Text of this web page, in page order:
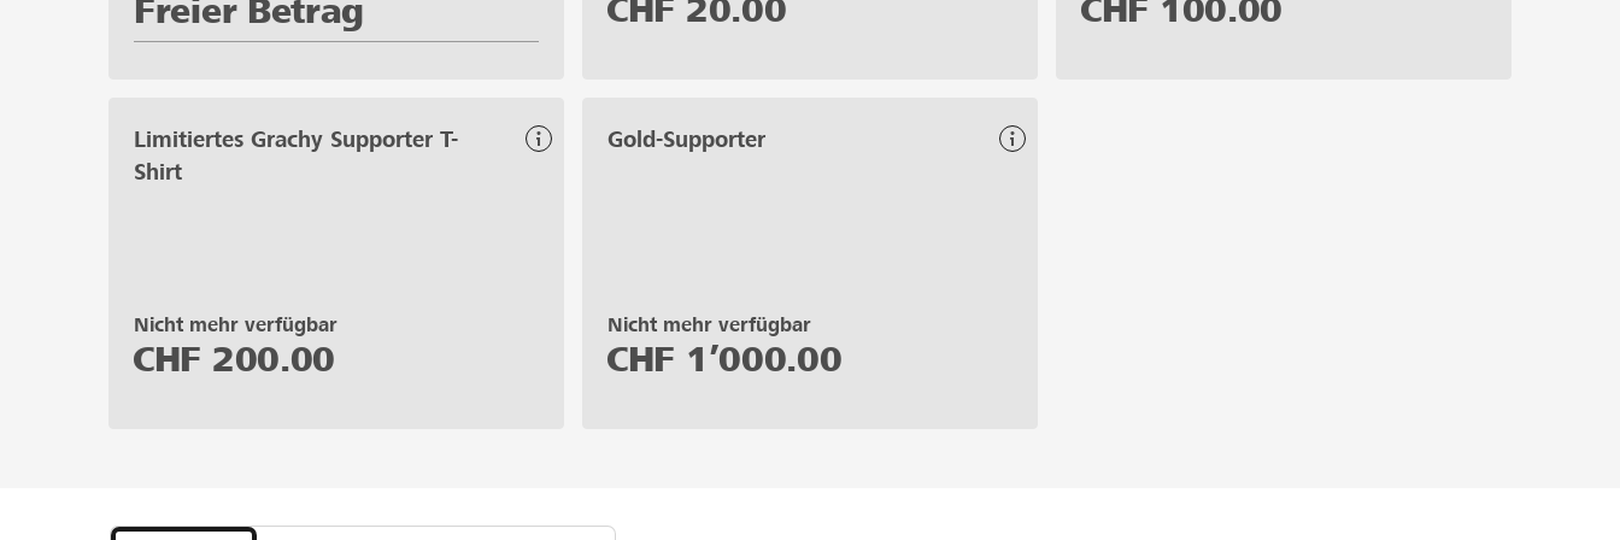
Freier Betrag CHF 20.00 CHF 100.00
Limitiertes Grachy Supporter T-
Shirt
Nicht mehr verfügbar
CHF 200.00
Gold-Supporter
Nicht mehr verfügbar
CHF 1’000.00